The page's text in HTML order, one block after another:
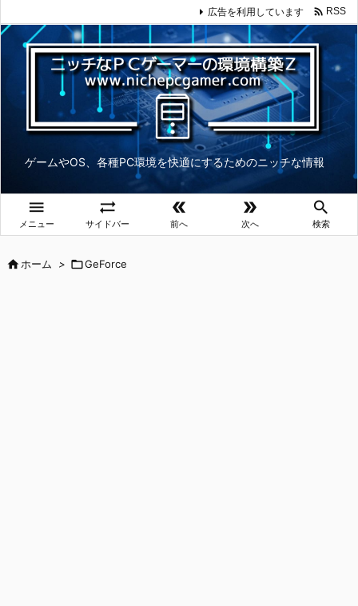
ゲームやOS、各種PC環境を快適にするためのニッチな情報

メニュー

サイドバー

前へ

次へ

検索
広告を利用しています  RSS
ホーム > GeForce